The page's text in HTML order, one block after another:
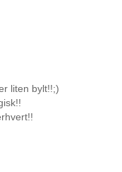
liten bylt!!;)